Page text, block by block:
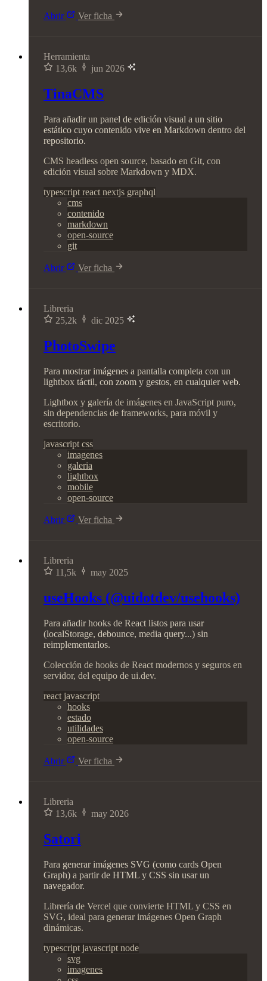
Abrir Ver ficha
Herramienta
13,6k
jun 2026
TinaCMS
Para añadir un panel de edición visual a un sitio
estático cuyo contenido vive en Markdown dentro del
repositorio.
CMS headless open source, basado en Git, con
edición visual sobre Markdown y MDX.
typescript react nextjs graphql
cms
contenido
markdown
open-source
git
Abrir Ver ficha
Libreria
25,2k
dic 2025
PhotoSwipe
Para mostrar imágenes a pantalla completa con un
lightbox táctil, con zoom y gestos, en cualquier web.
Lightbox y galería de imágenes en JavaScript puro,
sin dependencias de frameworks, para móvil y
escritorio.
javascript css
imagenes
galeria
lightbox
mobile
open-source
Abrir Ver ficha
Libreria
11,5k
may 2025
useHooks (@uidotdev/usehooks)
Para añadir hooks de React listos para usar
(localStorage, debounce, media query...) sin
reimplementarlos.
Colección de hooks de React modernos y seguros en
servidor, del equipo de ui.dev.
react javascript
hooks
estado
utilidades
open-source
Abrir Ver ficha
Libreria
13,6k
may 2026
Satori
Para generar imágenes SVG (como cards Open
Graph) a partir de HTML y CSS sin usar un
navegador.
Librería de Vercel que convierte HTML y CSS en
SVG, ideal para generar imágenes Open Graph
dinámicas.
typescript javascript node
svg
imagenes